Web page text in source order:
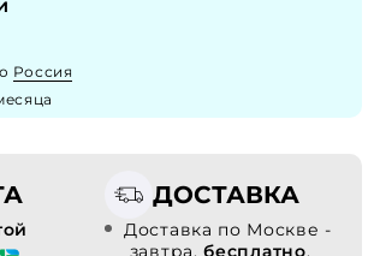
Россия
ДОСТАВКА
Доставка по Москве -
завтра,бесплатно.